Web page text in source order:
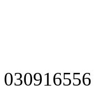
030916556